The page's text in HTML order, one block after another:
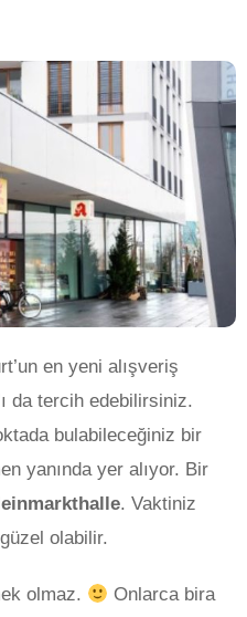
en yeni alışveriş
ı da tercih edebilirsiniz.
bulabileceğiniz bir
yanında yer alıyor. Bir
. Vaktiniz
olabilir.
olmaz.
Onlarca bira